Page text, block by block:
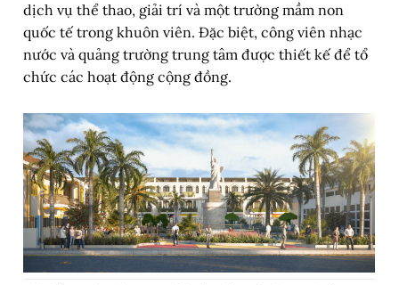
dịch vụ thể thao, giải trí và một trường mầm non
quốc tế trong khuôn viên. Đặc biệt, công viên nhạc
nước và quảng trường trung tâm được thiết kế để tổ
chức các hoạt động cộng đồng.